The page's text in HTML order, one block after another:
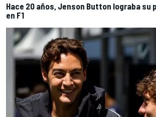
Hace 20 años, Jenson Button lograba su
en F1